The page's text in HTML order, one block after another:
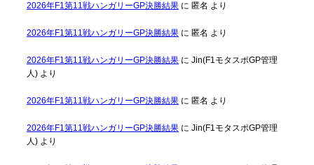
2026年F1第11戦ハンガリーGP決勝結果に 匿名 より
2026年F1第11戦ハンガリーGP決勝結果に 匿名 より
2026年F1第11戦ハンガリーGP決勝結果に Jin(F1モタスポGP管理
人)より
2026年F1第11戦ハンガリーGP決勝結果に 匿名 より
2026年F1第11戦ハンガリーGP決勝結果に Jin(F1モタスポGP管理
人)より